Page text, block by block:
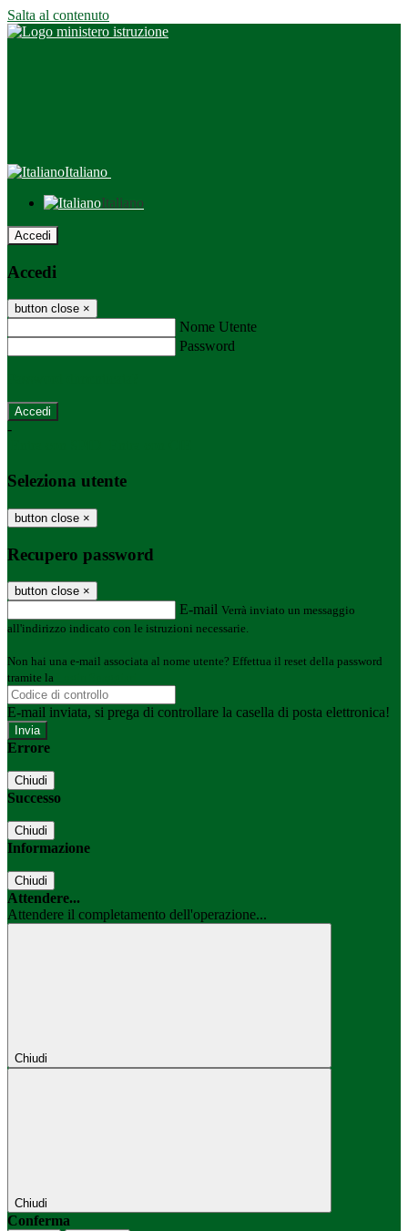
Salta al contenuto
Italiano
Italiano
Accedi
Accedi
button close ×
Nome Utente
Password
-
Seleziona utente
button close ×
Recupero password
button close ×
E-mail Verrà inviato un messaggio
all'indirizzo indicato con le istruzioni necessarie.
Non hai una e-mail associata al nome utente? Effettua il reset della password
tramite la
E-mail inviata, si prega di controllare la casella di posta elettronica!
Errore
Chiudi
Successo
Chiudi
Informazione
Chiudi
Attendere...
Attendere il completamento dell'operazione...
Chiudi
Chiudi
Conferma